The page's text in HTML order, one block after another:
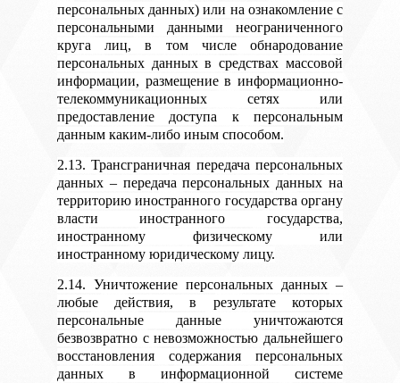
персональных данных) или на ознакомление с
персональными данными неограниченного
круга лиц, в том числе обнародование
персональных данных в средствах массовой
информации, размещение в информационно-
телекоммуникационных сетях или
предоставление доступа к персональным
данным каким-либо иным способом.
2.13. Трансграничная передача персональных
данных – передача персональных данных на
территорию иностранного государства органу
власти иностранного государства,
иностранному физическому или
иностранному юридическому лицу.
2.14. Уничтожение персональных данных –
любые действия, в результате которых
персональные данные уничтожаются
безвозвратно с невозможностью дальнейшего
восстановления содержания персональных
данных в информационной системе